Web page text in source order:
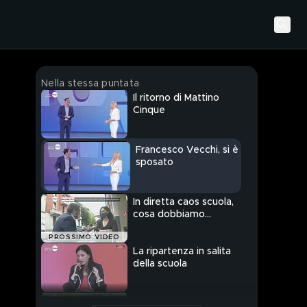
Nella stessa puntata
Il ritorno di Mattino
Cinque
Francesco Vecchi, si è
sposato
PROSSIMO VIDEO
In diretta caos scuola,
cosa dobbiamo
La ripartenza in salita
della scuola